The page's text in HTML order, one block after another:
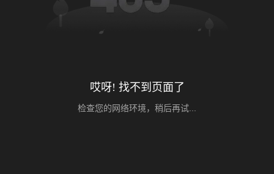
哎呀! 找不到页面了
检查您的网络环境，稍后再试...